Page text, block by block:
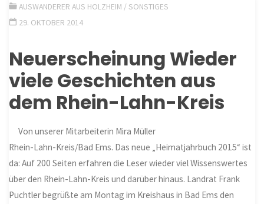
AUSWANDERER AUS HOLZHEIM / SONSTIGES
29. OKTOBER 2014
Neuerscheinung Wieder
viele Geschichten aus
dem Rhein-Lahn-Kreis
Von unserer Mitarbeiterin Mira Müller
Rhein-Lahn-Kreis/Bad Ems. Das neue „Heimatjahrbuch 2015“ ist
da: Auf 200 Seiten erfahren die Leser wieder viel Wissenswertes
über den Rhein-Lahn-Kreis und darüber hinaus. Landrat Frank
Puchtler begrüßte am Montag im Kreishaus in Bad Ems den